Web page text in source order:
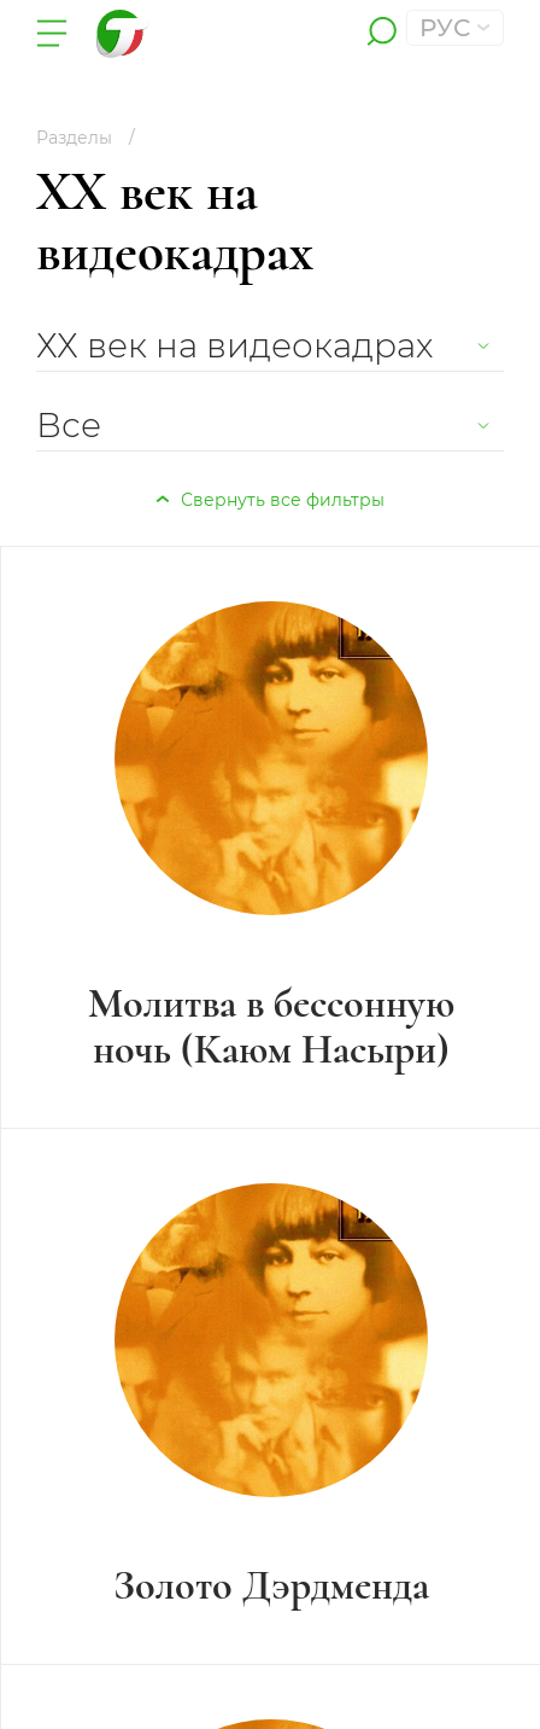
РУС
Разделы
ХХ век на
видеокадрах
ХХ век на видеокадрах
Все
Молитва в бессонную
ночь (Каюм Насыри)
Золото Дэрдменда